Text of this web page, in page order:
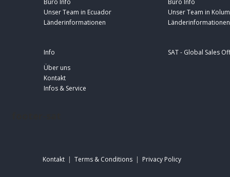
Unser Team in Ecuador
Länderinformationen
Unser Team in
Länderinformationen
Info
Über uns
Kontakt
Infos & Service
SAT - Global Sales
Kontakt | Terms & Conditions | Privacy Policy